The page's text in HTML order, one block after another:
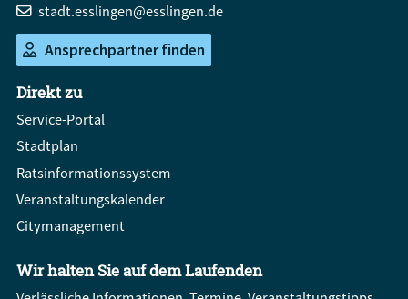
stadt.esslingen@esslingen.de
Ansprechpartner finden
Direkt zu
Service-Portal
Stadtplan
Ratsinformationssystem
Veranstaltungskalender
Citymanagement
Wir halten Sie auf dem Laufenden